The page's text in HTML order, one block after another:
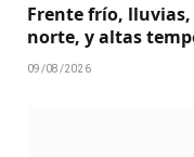
Frente frío,
norte, y altas
09/08/2026